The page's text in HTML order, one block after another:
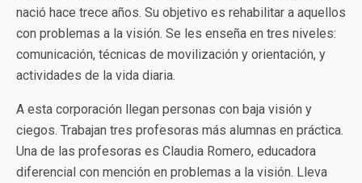
nació hace trece años. Su objetivo es rehabilitar a aquellos
con problemas a la visión. Se les enseña en tres niveles:
comunicación, técnicas de movilización y orientación, y
actividades de la vida diaria.
A esta corporación llegan personas con baja visión y
ciegos. Trabajan tres profesoras más alumnas en práctica.
Una de las profesoras es Claudia Romero, educadora
diferencial con mención en problemas a la visión. Lleva